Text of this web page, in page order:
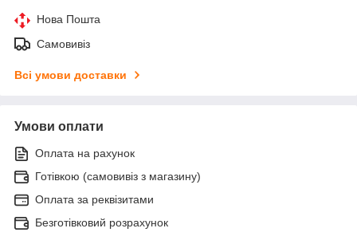
Нова Пошта
Самовивіз
Всі умови доставки
Умови оплати
Оплата на рахунок
Готівкою (самовивіз з магазину)
Оплата за реквізитами
Безготівковий розрахунок